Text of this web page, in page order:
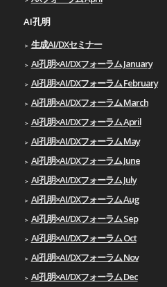
AI孔明
生成AI/DXセミナー
AI孔明×AI/DXフォーラム January
AI孔明×AI/DXフォーラム February
AI孔明×AI/DXフォーラム March
AI孔明×AI/DXフォーラム April
AI孔明×AI/DXフォーラム May
AI孔明×AI/DXフォーラム June
AI孔明×AI/DXフォーラム July
AI孔明×AI/DXフォーラム Aug
AI孔明×AI/DXフォーラム Sep
AI孔明×AI/DXフォーラム Oct
AI孔明×AI/DXフォーラム Nov
AI孔明×AI/DXフォーラム Dec